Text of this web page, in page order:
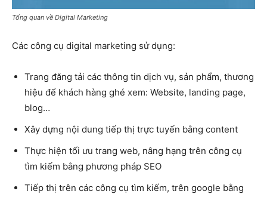
Tổng quan về Digital Marketing
Các công cụ digital marketing sử dụng:
Trang đăng tải các thông tin dịch vụ, sản phẩm, thương
hiệu để khách hàng ghé xem: Website, landing page,
blog…
Xây dựng nội dung tiếp thị trực tuyến bằng content
Thực hiện tối ưu trang web, nâng hạng trên công cụ
tìm kiếm bằng phương pháp SEO
Tiếp thị trên các công cụ tìm kiếm, trên google bằng